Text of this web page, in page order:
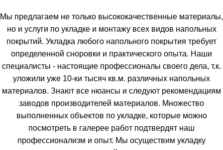
Мы предлагаем не только высококачественные материалы,
но и услуги по укладке и монтажу всех видов напольных
покрытий. Укладка любого напольного покрытия требует
определенной сноровки и практического опыта. Наши
специалисты - настоящие профессионалы своего дела, т.к.
уложили уже 10-ки тысяч кв.м. различных напольных
материалов. Знают все нюансы и следуют рекомендациям
заводов производителей материалов. Множество
выполненных объектов по укладке, которые можно
посмотреть в галерее работ подтвердят наш
профессионализм и опыт. Мы осуществим укладку